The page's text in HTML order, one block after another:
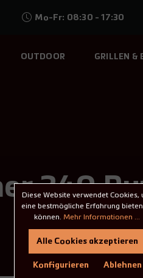
Mo-Fr: 08:30 - 17:30
OUTDOOR GRILLEN &
240
Diese Website verwendet Cookies,
eine bestmögliche Erfahrung
können. Mehr Informationen ...
Ablehnen
Konfigurieren
Alle Cookies akzeptieren